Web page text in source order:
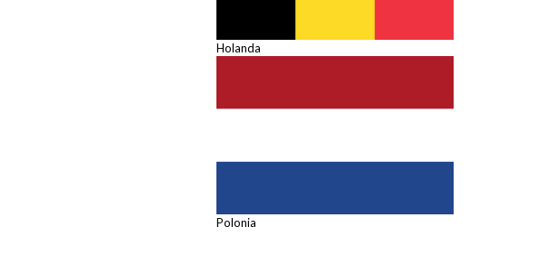
Holanda
Polonia